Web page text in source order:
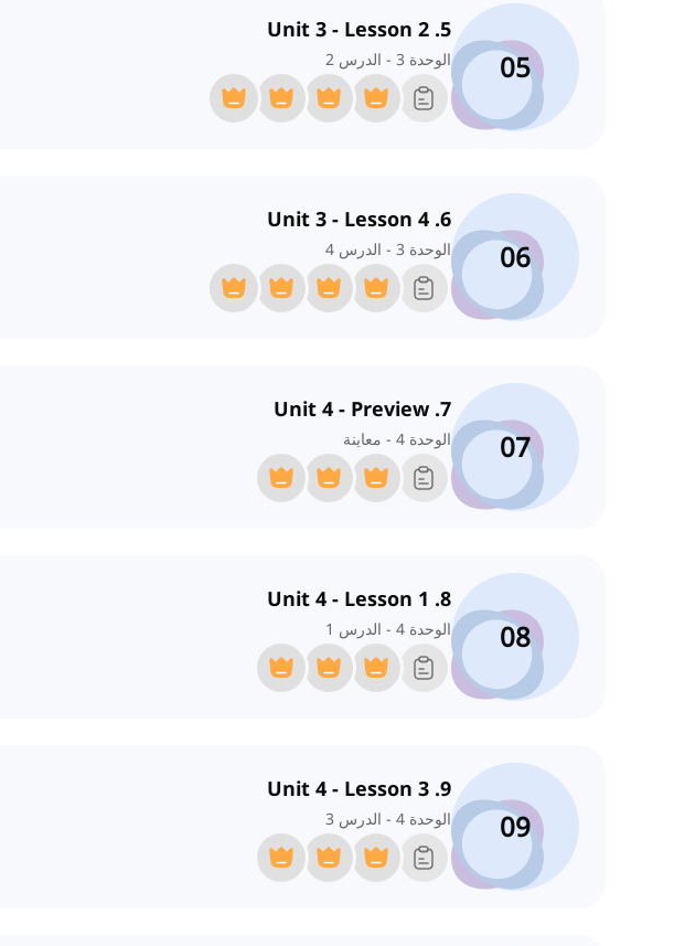
05
5. Unit 3 - Lesson 2
الوحدة 3 - الدرس 2
06
6. Unit 3 - Lesson 4
الوحدة 3 - الدرس 4
07
7. Unit 4 - Preview
الوحدة 4 - معاينة
08
8. Unit 4 - Lesson 1
الوحدة 4 - الدرس 1
09
9. Unit 4 - Lesson 3
الوحدة 4 - الدرس 3